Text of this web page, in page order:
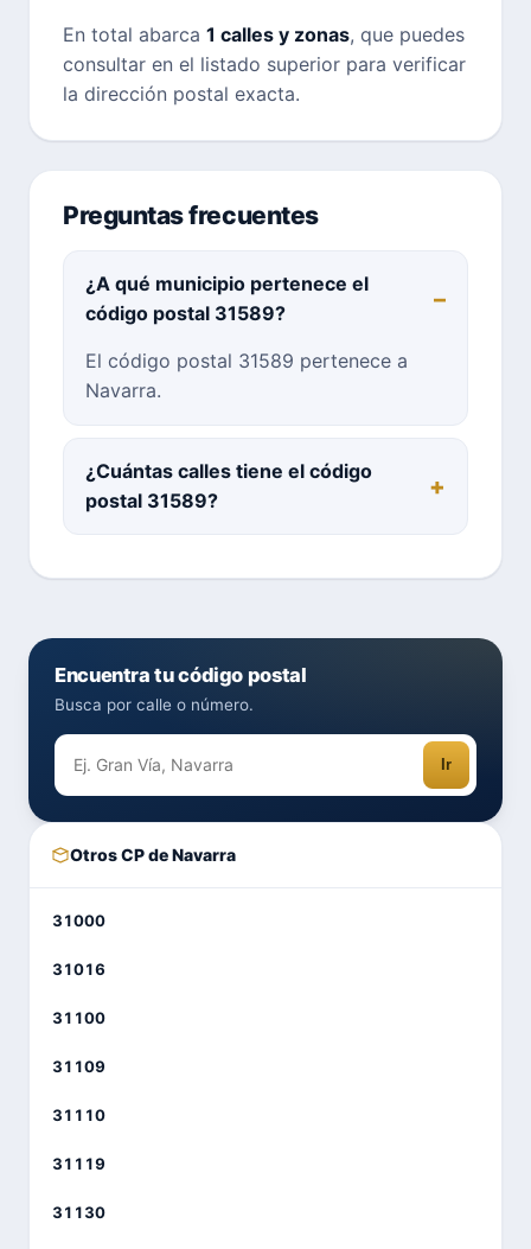
En total abarca 1 calles y zonas, que puedes
consultar en el listado superior para verificar
la dirección postal exacta.
Preguntas frecuentes
¿A qué municipio pertenece el
código postal 31589?
El código postal 31589 pertenece a
Navarra.
¿Cuántas calles tiene el código
postal 31589?
Encuentra tu código postal
Busca por calle o número.
Ir
Otros CP de Navarra
31000
31016
31100
31109
31110
31119
31130